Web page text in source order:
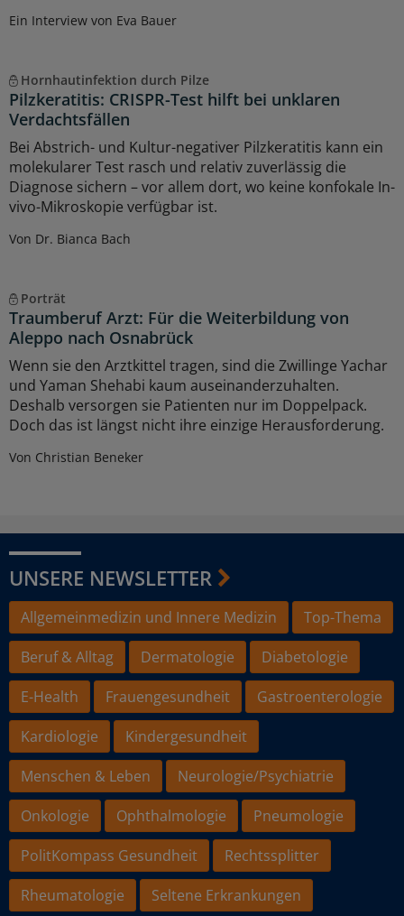
Ein Interview von Eva Bauer
Hornhautinfektion durch Pilze
Pilzkeratitis: CRISPR-Test hilft bei unklaren
Verdachtsfällen
Bei Abstrich- und Kultur-negativer Pilzkeratitis kann ein
molekularer Test rasch und relativ zuverlässig die
Diagnose sichern – vor allem dort, wo keine konfokale In-
vivo-Mikroskopie verfügbar ist.
Von Dr. Bianca Bach
Porträt
Traumberuf Arzt: Für die Weiterbildung von
Aleppo nach Osnabrück
Wenn sie den Arztkittel tragen, sind die Zwillinge Yachar
und Yaman Shehabi kaum auseinanderzuhalten.
Deshalb versorgen sie Patienten nur im Doppelpack.
Doch das ist längst nicht ihre einzige Herausforderung.
Von Christian Beneker
UNSERE NEWSLETTER
Allgemeinmedizin und Innere Medizin
Top-Thema
Beruf & Alltag
Dermatologie
Diabetologie
E-Health
Frauengesundheit
Gastroenterologie
Kardiologie
Kindergesundheit
Menschen & Leben
Neurologie/Psychiatrie
Onkologie
Ophthalmologie
Pneumologie
PolitKompass Gesundheit
Rechtssplitter
Rheumatologie
Seltene Erkrankungen